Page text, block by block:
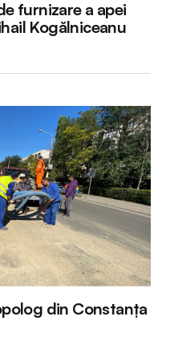
furnizare a apei
Kogălniceanu
din Constanța